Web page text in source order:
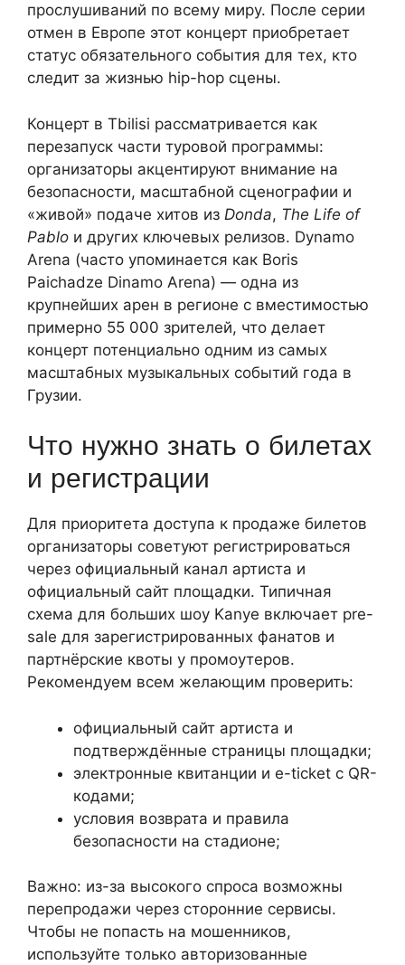
прослушиваний по всему миру. После серии
отмен в Европе этот концерт приобретает
статус обязательного события для тех, кто
следит за жизнью hip-hop сцены.
Концерт в Tbilisi рассматривается как
перезапуск части туровой программы:
организаторы акцентируют внимание на
безопасности, масштабной сценографии и
«живой» подаче хитов из Donda, The Life of
Pablo и других ключевых релизов. Dynamo
Arena (часто упоминается как Boris
Paichadze Dinamo Arena) — одна из
крупнейших арен в регионе с вместимостью
примерно 55 000 зрителей, что делает
концерт потенциально одним из самых
масштабных музыкальных событий года в
Грузии.
Что нужно знать о билетах
и регистрации
Для приоритета доступа к продаже билетов
организаторы советуют регистрироваться
через официальный канал артиста и
официальный сайт площадки. Типичная
схема для больших шоу Kanye включает pre-
sale для зарегистрированных фанатов и
партнёрские квоты у промоутеров.
Рекомендуем всем желающим проверить:
официальный сайт артиста и
подтверждённые страницы площадки;
электронные квитанции и e-ticket с QR-
кодами;
условия возврата и правила
безопасности на стадионе;
Важно: из-за высокого спроса возможны
перепродажи через сторонние сервисы.
Чтобы не попасть на мошенников,
используйте только авторизованные